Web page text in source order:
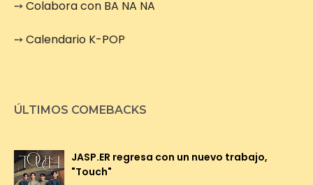
➙Colabora con BA NA NA
➙Calendario K-POP
ÚLTIMOS COMEBACKS
JASP.ER regresa con un nuevo trabajo,
"Touch"